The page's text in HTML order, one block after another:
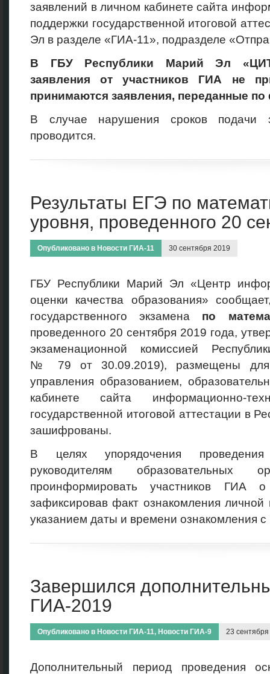
заявлений в личном кабинете сайта
поддержки государственной итоговой
Эл в разделе «ГИА-11», подразделе
В ГБУ Республики Марий Эл
заявления от участников ГИА не
принимаются заявления, переданные по
В случае нарушения сроков подачи
проводится.
Результаты ЕГЭ по
уровня, проведенного 20
Опубликовано в Новости ГИА-11 30 сентября 2019
ГБУ Республики Марий Эл «Центр
оценки качества образования»
государственного экзамена по
проведенного 20 сентября 2019 года,
экзаменационной комиссией
№ 79 от 30.09.2019), размещены для
управления образованием,
кабинете сайта информационно-
государственной итоговой аттестации в
зашифрованы.
В целях упорядочения
руководителям образовательных
проинформировать участников ГИА о
зафиксировав факт ознакомления
указанием даты и времени ознакомления с
Завершился
ГИА-2019
Опубликовано в Новости ГИА-11, Новости ГИА-9 23
Дополнительный период проведения